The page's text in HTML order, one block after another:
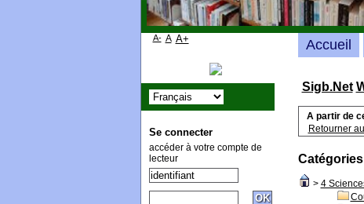
Sigb.Net
A partir de
Retourner
Catégories
> 4
Accueil
A- A A+
Se connecter
accéder à votre compte de
lecteur